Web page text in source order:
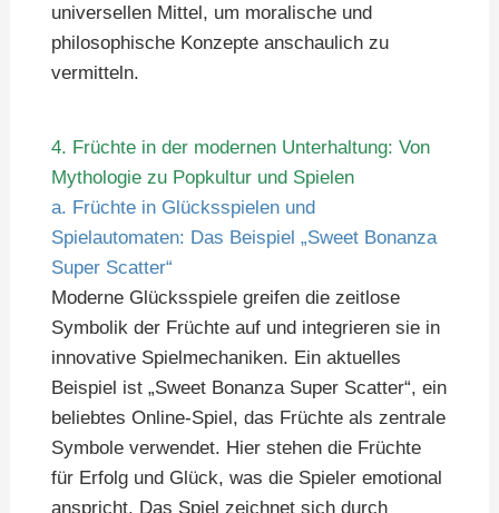
universellen Mittel, um moralische und
philosophische Konzepte anschaulich zu
vermitteln.
4. Früchte in der modernen Unterhaltung: Von
Mythologie zu Popkultur und Spielen
a. Früchte in Glücksspielen und
Spielautomaten: Das Beispiel „Sweet Bonanza
Super Scatter“
Moderne Glücksspiele greifen die zeitlose
Symbolik der Früchte auf und integrieren sie in
innovative Spielmechaniken. Ein aktuelles
Beispiel ist „Sweet Bonanza Super Scatter“, ein
beliebtes Online-Spiel, das Früchte als zentrale
Symbole verwendet. Hier stehen die Früchte
für Erfolg und Glück, was die Spieler emotional
anspricht. Das Spiel zeichnet sich durch